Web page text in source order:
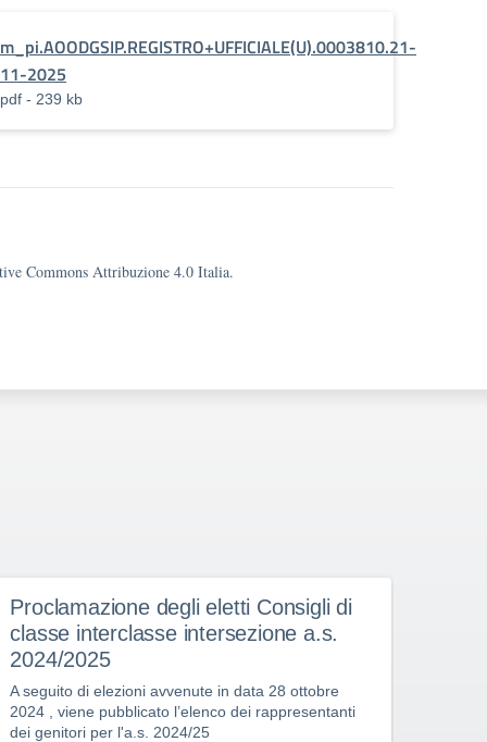
m_pi.AOODGSIP.REGISTRO+UFFICIALE(U).0003810.21-
11-2025
pdf - 239 kb
Commons Attribuzione 4.0 Italia.
Proclamazione degli eletti Consigli di
classe interclasse intersezione a.s.
2024/2025
A seguito di elezioni avvenute in data 28 ottobre
2024 , viene pubblicato l’elenco dei rappresentanti
dei genitori per l'a.s. 2024/25